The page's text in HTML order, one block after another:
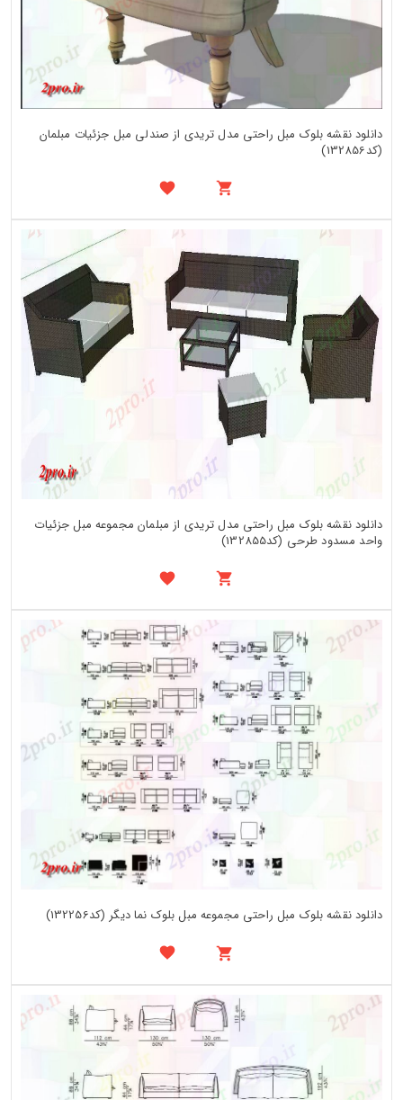
دانلود نقشه بلوک مبل راحتی مدل تریدی از صندلی مبل جزئیات مبلمان
(کد132856)
دانلود نقشه بلوک مبل راحتی مدل تریدی از مبلمان مجموعه مبل جزئیات
واحد مسدود طرحی (کد132855)
دانلود نقشه بلوک مبل راحتی مجموعه مبل بلوک نما دیگر (کد132256)